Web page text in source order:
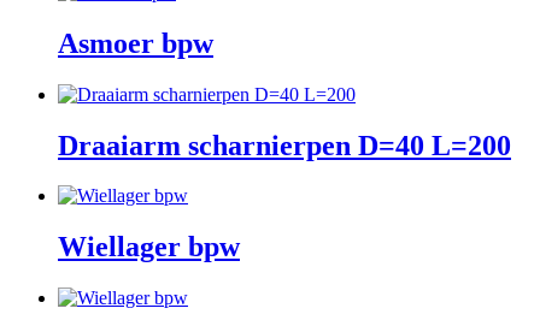
Asmoer bpw
Draaiarm scharnierpen D=40 L=200
Wiellager bpw